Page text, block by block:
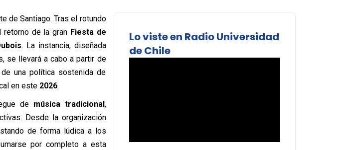
de Santiago. Tras el rotundo
retorno de la gran Fiesta de
. La instancia, diseñada
se llevará a cabo a partir de
una política sostenida de
en este 2026.
de música tradicional,
Desde la organización
de forma lúdica a los
por completo a esta
Lo viste en Radio Universidad
de Chile